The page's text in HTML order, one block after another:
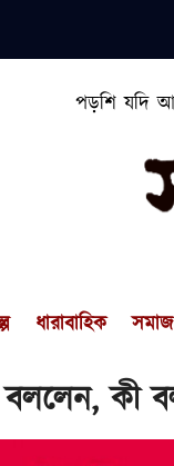
পড়শি যদি
ধারাবাহিক সমাজ
বললেন, কী